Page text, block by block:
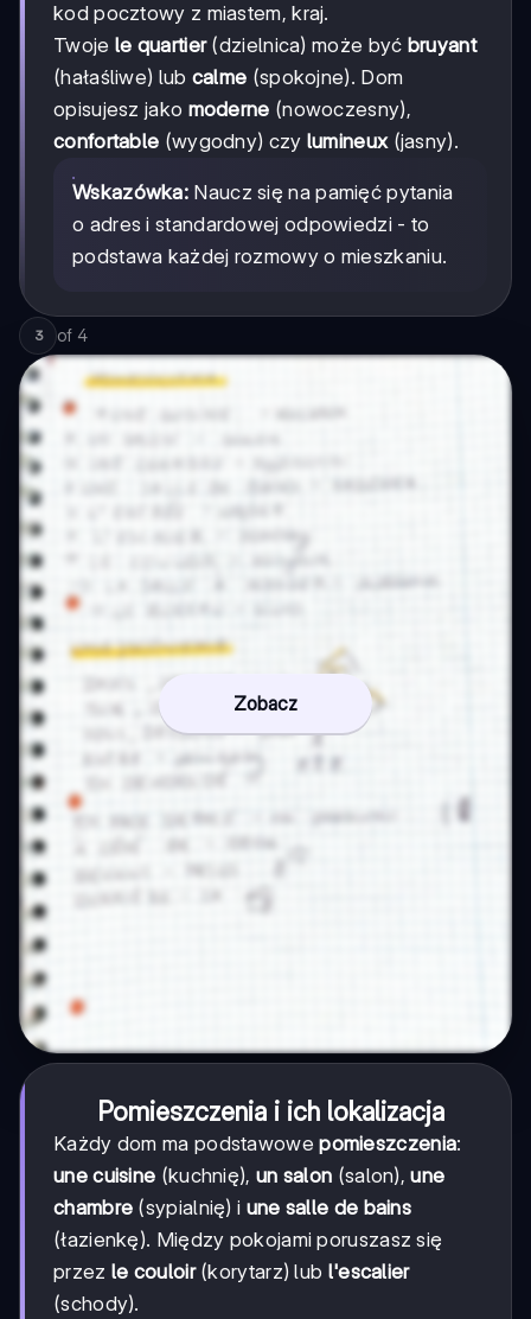
kod pocztowy z miastem, kraj.
Twoje le quartier(dzielnica) może być bruyant
(hałaśliwe) lub calme (spokojne). Dom
opisujesz jako moderne (nowoczesny),
confortable (wygodny) czy lumineux(jasny).
Wskazówka: Naucz się na pamięć pytania
o adres i standardowej odpowiedzi - to
podstawa każdej rozmowy o mieszkaniu.
3 of 4
Zobacz
Pomieszczenia i ich lokalizacja
Każdy dom ma podstawowepomieszczenia:
une cuisine (kuchnię), un salon (salon),une
chambre (sypialnię) i une salle de bains
(łazienkę). Między pokojami poruszasz się
przez le couloir(korytarz) lub l'escalier
(schody).